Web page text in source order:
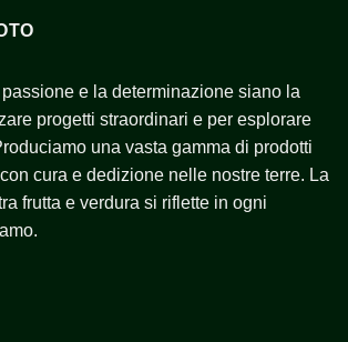
e la determinazione siano la
progetti straordinari e per esplorare
una vasta gamma di prodotti
cura e dedizione nelle nostre terre. La
frutta e verdura si riflette in ogni